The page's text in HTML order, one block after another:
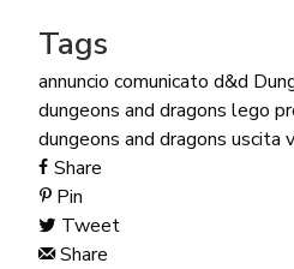
Tags
annuncio comunicato d&d
dungeons and dragons lego
dungeons and dragons uscita
Share
Pin
Tweet
Share